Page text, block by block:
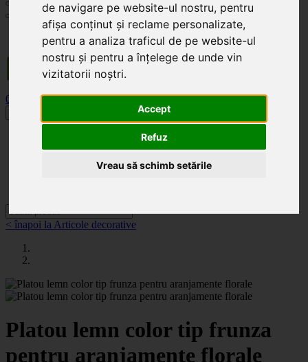
de navigare pe website-ul nostru, pentru
afișa conținut și reclame personalizate,
pentru a analiza traficul de pe website-ul
nostru și pentru a înțelege de unde vin
vizitatorii noștri.
Accept
Refuz
Vreau să schimb setările
Transportul este GRATUIT pentru comenzile mai mari de 350 Lei. Comanda minimă în
valoare de 100 Lei. Expediere în 1 - 2 zile lucrătoare.
0
Categorii
< înapoi la Articole decorative
Platou lemn color tip frunza
pentru aranjamente florale